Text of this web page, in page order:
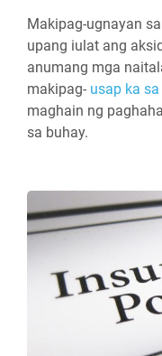
Makipag-ugnayan
upang iulat ang
anumang mga
makipag- usap ka
maghain ng
sa buhay.